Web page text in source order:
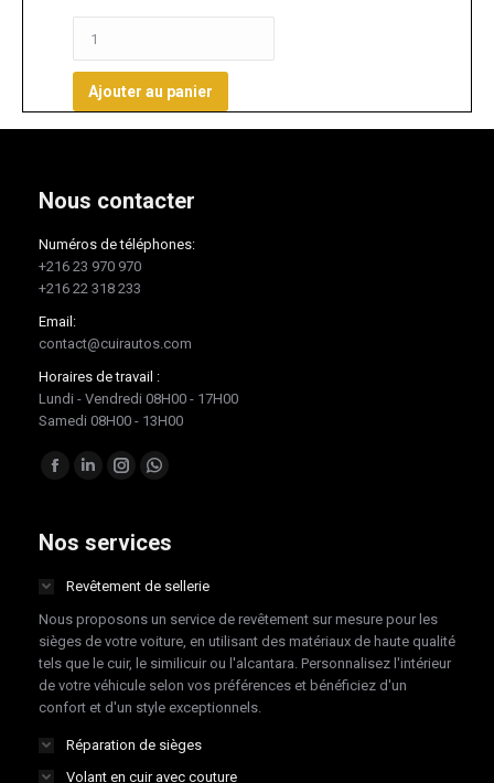
Ajouter au panier
Nous contacter
Numéros de téléphones:
+216 23 970 970
+216 22 318 233
Email:
contact@cuirautos.com
Horaires de travail :
Lundi - Vendredi 08H00 - 17H00
Samedi 08H00 - 13H00
Trouvez nous sur :
Facebook
opens
new
window
LinkedIn
opens
new
window
Instagram
opens
new
window
Whatsapp
opens
new
window
Nos services
Revêtement de sellerie
Nous proposons un service de revêtement sur mesure pour les
sièges de votre voiture, en utilisant des matériaux de haute qualité
tels que le cuir, le similicuir ou l'alcantara. Personnalisez l'intérieur
de votre véhicule selon vos préférences et bénéficiez d'un
confort et d'un style exceptionnels.
Réparation de sièges
Volant en cuir avec couture